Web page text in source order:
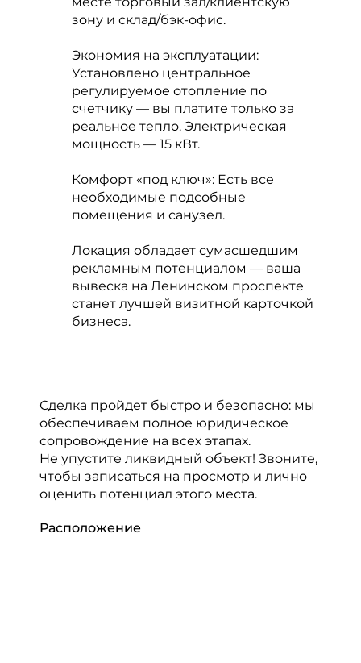
зону и склад/бэк-офис.
Экономия на эксплуатации:
Установлено центральное
регулируемое отопление по
счетчику — вы платите только за
реальное тепло. Электрическая
мощность — 15 кВт.
Комфорт «под ключ»: Есть все
необходимые подсобные
помещения и санузел.
Локация обладает сумасшедшим
рекламным потенциалом — ваша
вывеска на Ленинском проспекте
станет лучшей визитной карточкой
бизнеса.
Сделка пройдет быстро и безопасно: мы
обеспечиваем полное юридическое
сопровождение на всех этапах.
Не упустите ликвидный объект! Звоните,
чтобы записаться на просмотр и лично
оценить потенциал этого места.
Расположение